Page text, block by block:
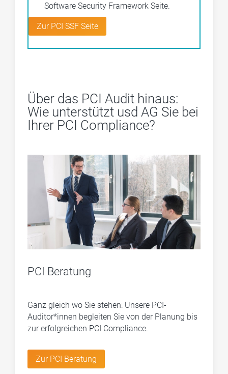
Software Security Framework Seite.
Zur PCI SSF Seite
Über das PCI Audit hinaus:
Wie unterstützt usd AG Sie bei
Ihrer PCI Compliance?
PCI Beratung
Ganz gleich wo Sie stehen: Unsere PCI-
Auditor*innen begleiten Sie von der Planung bis
zur erfolgreichen PCI Compliance.
Zur PCI Beratung